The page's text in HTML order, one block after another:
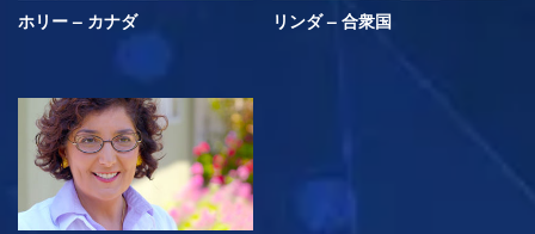
ホリー – カナダ リンダ – 合衆国